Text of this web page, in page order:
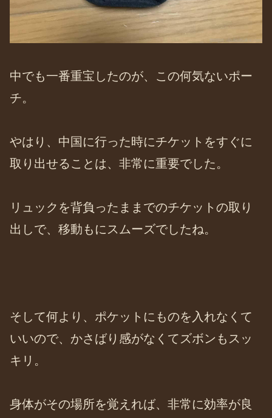
中でも一番重宝したのが、この何気ないポー
チ。
やはり、中国に行った時にチケットをすぐに
取り出せることは、非常に重要でした。
リュックを背負ったままでのチケットの取り
出しで、移動もにスムーズでしたね。
そして何より、ポケットにものを入れなくて
いいので、かさばり感がなくてズボンもスッ
キリ。
身体がその場所を覚えれば、非常に効率が良